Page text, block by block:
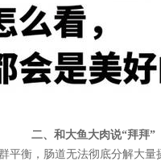
二、和大鱼大肉说“拜拜”
平衡，肠道无法彻底分解大